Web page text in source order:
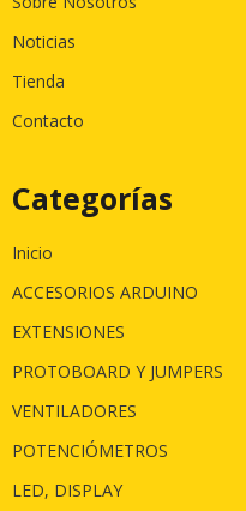
Noticias
Tienda
Contacto
Categorías
Inicio
ACCESORIOS ARDUINO
EXTENSIONES
PROTOBOARD Y JUMPERS
VENTILADORES
POTENCIÓMETROS
LED, DISPLAY